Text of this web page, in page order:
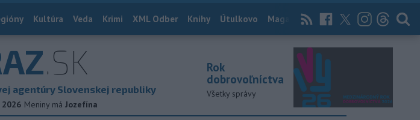
Kultúra Veda Krimi XML Odber Knihy Útulkovo Magazín News Now Archív
.SK
agentúry Slovenskej republiky
Meniny má Jozefína
Rok
dobrovoľníctva
Všetky správy